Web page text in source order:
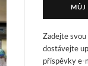
MŮJ
Zadejte svou
dostávejte
příspěvky e-